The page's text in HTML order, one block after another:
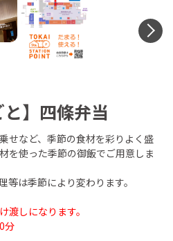
】四條弁当
せなど、季節の食材を彩りよく盛
を使った季節の御飯でご用意しま
は季節により変わります。
しになります。
分